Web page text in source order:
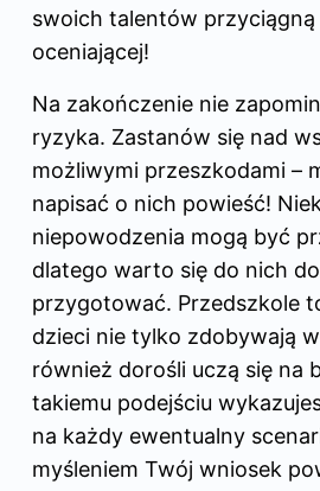
swoich talentów przyciągną
oceniającej!
Na zakończenie nie
ryzyka. Zastanów się nad
możliwymi przeszkodami –
napisać o nich powieść!
niepowodzenia mogą być
dlatego warto się do nich
przygotować. Przedszkole
dzieci nie tylko zdobywają
również dorośli uczą się na
takiemu podejściu
na każdy ewentualny
myśleniem Twój wniosek